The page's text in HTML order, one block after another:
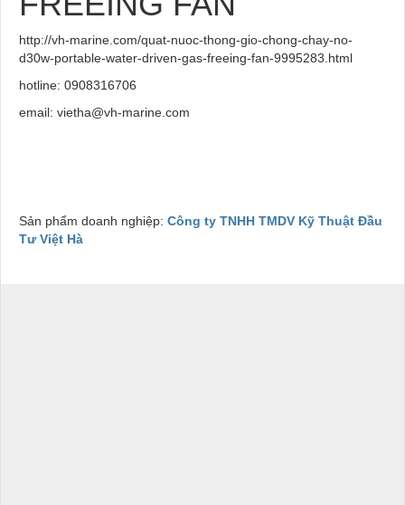
http://vh-marine.com/quat-nuoc-thong-gio-chong-chay-no-
d30w-portable-water-driven-gas-freeing-fan-9995283.html
hotline: 0908316706
email: vietha@vh-marine.com
Sản phẩm doanh nghiệp: Công ty TNHH TMDV Kỹ Thuật Đầu
Tư Việt Hà